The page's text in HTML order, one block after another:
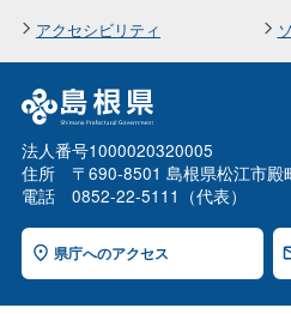
アクセシビリティ
法人番号1000020320005
住所 〒690-8501 島根県松江市殿
電話 0852-22-5111（代表）
県庁へのアクセス